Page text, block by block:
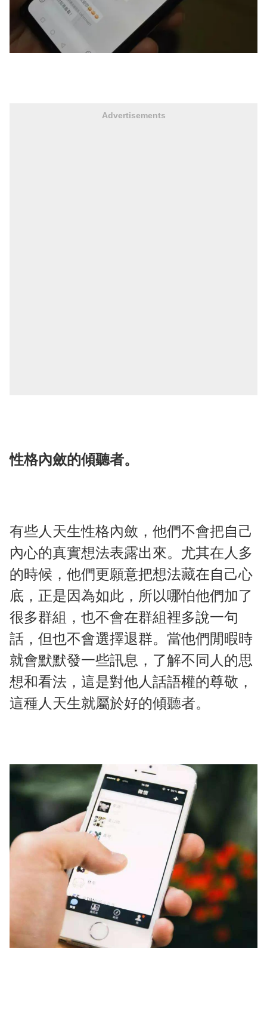
Advertisements
性格內斂的傾聽者。
有些人天生性格內斂，他們不會把自己
內心的真實想法表露出來。尤其在人多
的時候，他們更願意把想法藏在自己心
底，正是因為如此，所以哪怕他們加了
很多群組，也不會在群組裡多說一句
話，但也不會選擇退群。當他們閒暇時
就會默默發一些訊息，了解不同人的思
想和看法，這是對他人話語權的尊敬，
這種人天生就屬於好的傾聽者。